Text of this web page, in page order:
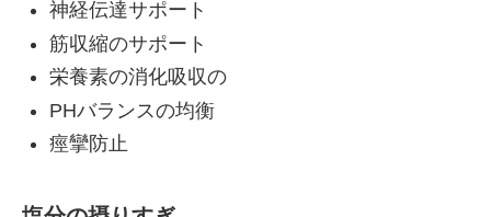
神経伝達サポート
筋収縮のサポート
栄養素の消化吸収の
PHバランスの均衡
痙攣防止